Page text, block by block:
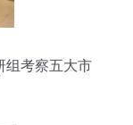
考察五大市